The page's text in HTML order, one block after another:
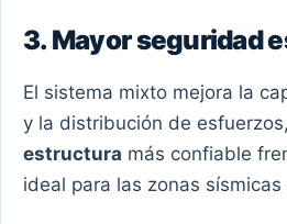
3. Mayor seguridad
El sistema mixto mejora la
y la distribución de
estructura más confiable
ideal para las zonas sísmicas